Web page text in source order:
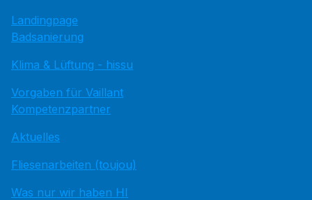
Landingpage
Badsanierung
Klima & Lüftung - hissu
Vorgaben für Vaillant
Kompetenzpartner
Aktuelles
Fliesenarbeiten (toujou)
Was nur wir haben HI